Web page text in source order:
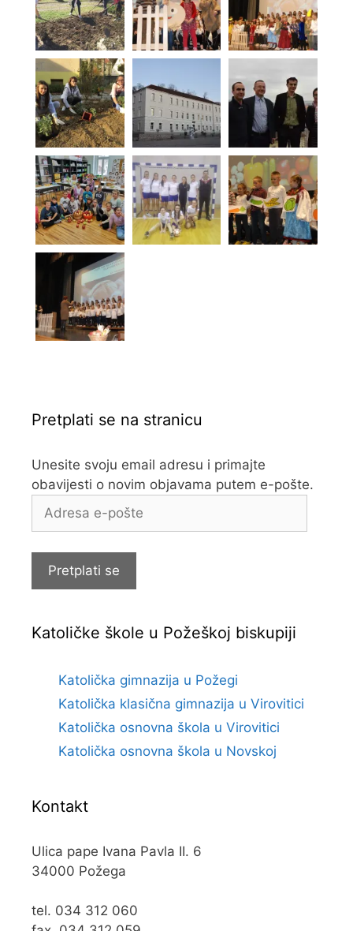
Pretplati se na stranicu
Unesite svoju email adresu i primajte
obavijesti o novim objavama putem e-pošte.
Adresa
Pretplati se
Katoličke škole u Požeškoj biskupiji
Katolička gimnazija u Požegi
Katolička klasična gimnazija u Virovitici
Katolička osnovna škola u Virovitici
Katolička osnovna škola u Novskoj
Kontakt
Ulica pape Ivana Pavla II. 6
34000 Požega
tel. 034 312 060